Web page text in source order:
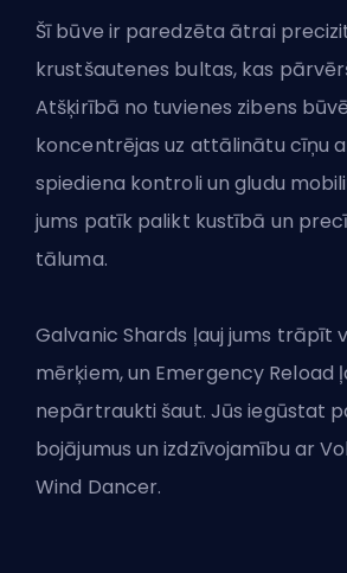
Šī būve ir paredzētaātrai
krustšautenes bultas, kas
Atšķirībā no tuvienes zibens
koncentrējas uz attālinātu cīņu
spiediena kontroli un gludu
jums patīk palikt kustībā un
tāluma.
Galvanic Shards ļauj jums trāpīt
mērķiem, un Emergency Reload
nepārtraukti šaut. Jūs iegūstat
bojājumus un izdzīvojamību ar
Wind Dancer.